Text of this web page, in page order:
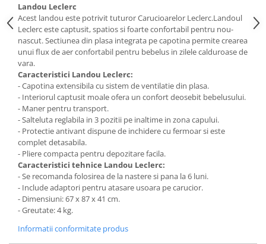
Landou Leclerc
Acest landou este potrivit tuturor Carucioarelor Leclerc.Landoul
Leclerc este captusit, spatios si foarte confortabil pentru nou-
nascut. Sectiunea din plasa integrata pe capotina permite crearea
unui flux de aer confortabil pentru bebelus in zilele calduroase de
vara.
Caracteristici Landou Leclerc:
- Capotina extensibila cu sistem de ventilatie din plasa.
- Interiorul captusit moale ofera un confort deosebit bebelusului.
- Maner pentru transport.
- Salteluta reglabila in 3 pozitii pe inaltime in zona capului.
- Protectie antivant dispune de inchidere cu fermoar si este
complet detasabila.
- Pliere compacta pentru depozitare facila.
Caracteristici tehnice Landou Leclerc:
- Se recomanda folosirea de la nastere si pana la 6 luni.
- Include adaptori pentru atasare usoara pe carucior.
- Dimensiuni: 67 x 87 x 41 cm.
- Greutate: 4 kg.
Informatii conformitate produs